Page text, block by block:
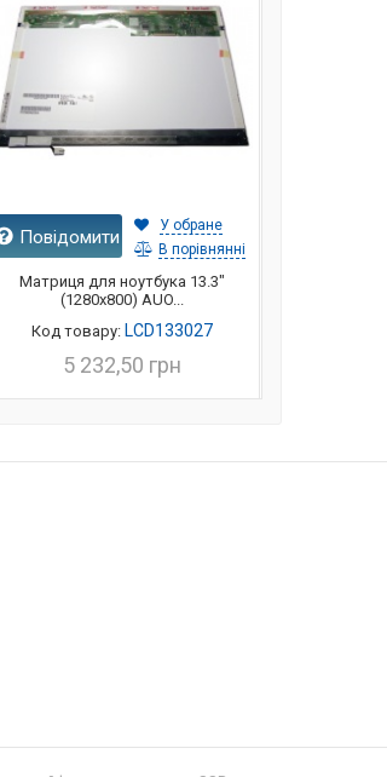
Повідомити
У обране
В порівнянні
Матриця для ноутбука 13.3"
(1280x800) AUO...
Код товару: LCD133027
5 232,50 грн